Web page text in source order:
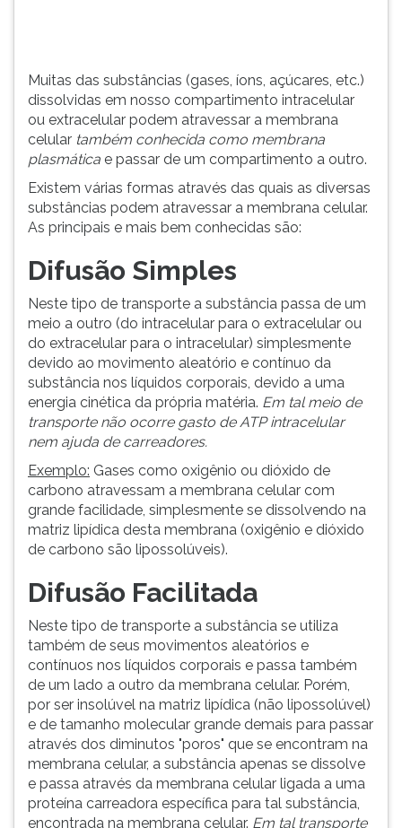
pausar
leitura
pressione
(primeira
tecla
esquerda
para
continuar
pressione
(primeira
tecla
direita
Para
menu
principal
pressione
tecla
depois
Pressione
para
ouvir
Muitas das substâncias (gases, íons, açúcares, etc.)
dissolvidas em nosso compartimento intracelular
ou extracelular podem atravessar a membrana
celular também conhecida como membrana
plasmática e passar de um compartimento a outro.
Existem várias formas através das quais as diversas
substâncias podem atravessar a membrana celular.
As principais e mais bem conhecidas são:
Difusão Simples
Neste tipo de transporte a substância passa de um
meio a outro (do intracelular para o extracelular ou
do extracelular para o intracelular) simplesmente
devido ao movimento aleatório e contínuo da
substância nos líquidos corporais, devido a uma
energia cinética da própria matéria. Em tal meio de
transporte não ocorre gasto de ATP intracelular
nem ajuda de carreadores.
Exemplo: Gases como oxigênio ou dióxido de
carbono atravessam a membrana celular com
grande facilidade, simplesmente se dissolvendo na
matriz lipídica desta membrana (oxigênio e dióxido
de carbono são lipossolúveis).
Difusão Facilitada
Neste tipo de transporte a substância se utiliza
também de seus movimentos aleatórios e
contínuos nos líquidos corporais e passa também
de um lado a outro da membrana celular. Porém,
por ser insolúvel na matriz lipídica (não lipossolúvel)
e de tamanho molecular grande demais para passar
através dos diminutos "poros" que se encontram na
membrana celular, a substância apenas se dissolve
e passa através da membrana celular ligada a uma
proteína carreadora específica para tal substância,
encontrada na membrana celular. Em tal transporte